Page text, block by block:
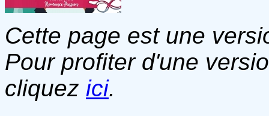
Cette page est une
Pour profiter d'une
cliquez ici.